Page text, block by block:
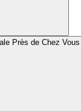
Près de Chez Vous